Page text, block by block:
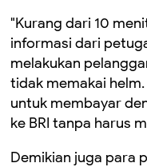
"Kurang dari 10
informasi dari
melakukan
tidak memakai
untuk membayar
ke BRI tanpa harus
Demikian juga para